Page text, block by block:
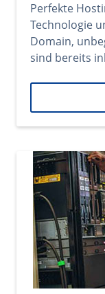
Perfekte
Technologie
Domain,
sind bereits